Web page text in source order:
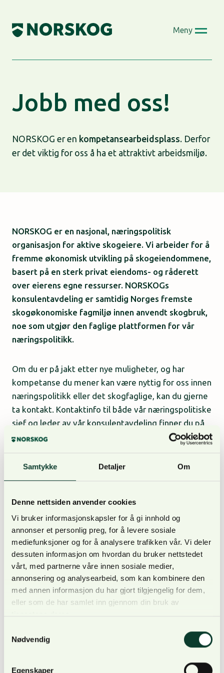
Samtykke Detaljer Om
Denne nettsiden anvender cookies
Vi bruker informasjonskapsler for å gi innhold og
annonser et personlig preg, for å levere sosiale
mediefunksjoner og for å analysere trafikken vår. Vi deler
dessuten informasjon om hvordan du bruker nettstedet
vårt, med partnerne våre innen sosiale medier,
annonsering og analysearbeid, som kan kombinere den
med annen informasjon du har gjort tilgjengelig for dem,
eller som de har samlet inn gjennom din bruk av
Nødvendig
Egenskaper
content
Meny
Jobb med oss!
NORSKOG er en kompetansearbeidsplass. Derfor
er det viktig for oss å ha et attraktivt arbeidsmiljø.
NORSKOG er en nasjonal, næringspolitisk
organisasjon for aktive skogeiere. Vi arbeider for å
fremme økonomisk utvikling på skogeiendommene,
basert på en sterk privat eiendoms- og råderett
over eierens egne ressurser. NORSKOGs
konsulentavdeling er samtidig Norges fremste
skogøkonomiske fagmiljø innen anvendt skogbruk,
noe som utgjør den faglige plattformen for vår
næringspolitikk.
Om du er på jakt etter nye muligheter, og har
kompetanse du mener kan være nyttig for oss innen
næringspolitikk eller det skogfaglige, kan du gjerne
ta kontakt. Kontaktinfo til både vår næringspolitiske
sjef og leder av vår konsulentavdeling finner du på
våre«Kontakt oss»-sider.
Ledige stillinger publiseres fortløpende på denne
siden.
Great Place to Work
Place to Work, etter en grundig og upartisk undersøkelse.